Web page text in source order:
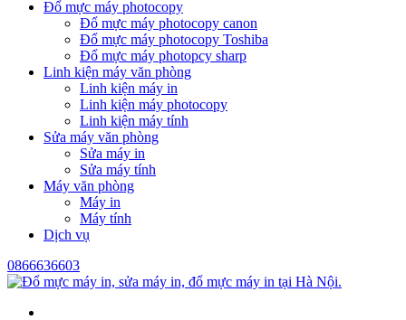
Đổ mực máy photocopy
Đổ mực máy photocopy canon
Đổ mực máy photocopy Toshiba
Đổ mực máy photopcy sharp
Linh kiện máy văn phòng
Linh kiện máy in
Linh kiện máy photocopy
Linh kiện máy tính
Sửa máy văn phòng
Sửa máy in
Sửa máy tính
Máy văn phòng
Máy in
Máy tính
Dịch vụ
0866636603